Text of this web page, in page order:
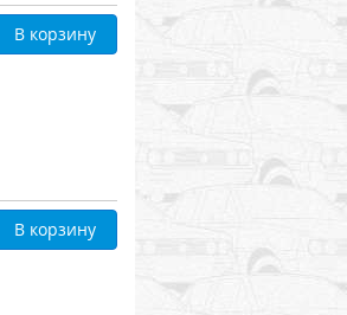
В корзину
В корзину